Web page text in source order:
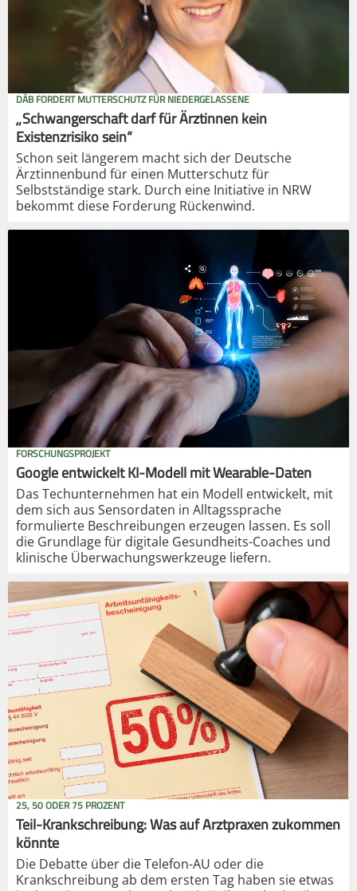
DÄB FORDERT MUTTERSCHUTZ FÜR NIEDERGELASSENE
„Schwangerschaft darf für Ärztinnen kein
Existenzrisiko sein“
Schon seit längerem macht sich der Deutsche
Ärztinnenbund für einen Mutterschutz für
Selbstständige stark. Durch eine Initiative in NRW
bekommt diese Forderung Rückenwind.
FORSCHUNGSPROJEKT
Google entwickelt KI-Modell mit Wearable-Daten
Das Techunternehmen hat ein Modell entwickelt, mit
dem sich aus Sensordaten in Alltagssprache
formulierte Beschreibungen erzeugen lassen. Es soll
die Grundlage für digitale Gesundheits-Coaches und
klinische Überwachungswerkzeuge liefern.
25, 50 ODER 75 PROZENT
Teil-Krankschreibung: Was auf Arztpraxen zukommen
könnte
Die Debatte über die Telefon-AU oder die
Krankschreibung ab dem ersten Tag haben sie etwas